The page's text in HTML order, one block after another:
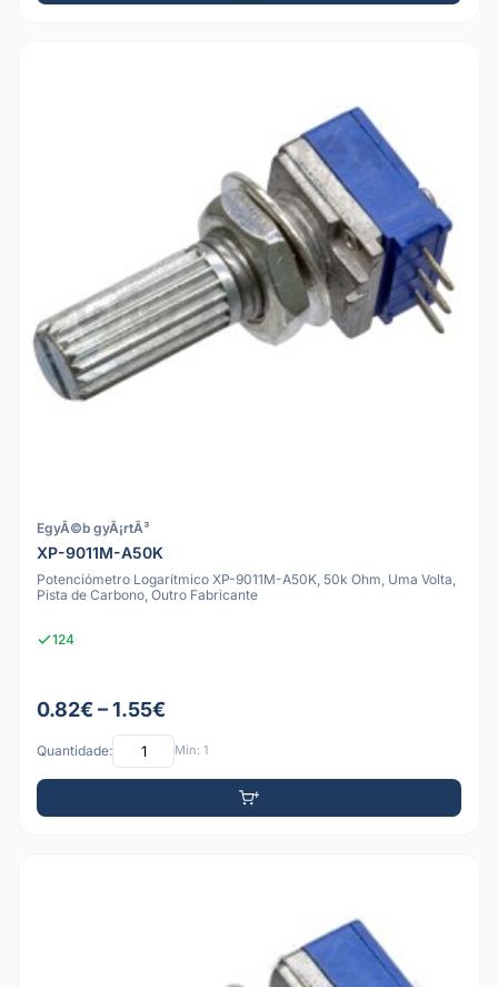
EgyÃ©b gyÃ¡rtÃ³
XP-9011M-A50K
Potenciómetro Logarítmico XP-9011M-A50K, 50k Ohm, Uma Volta,
Pista de Carbono, Outro Fabricante
124
0.82€ – 1.55€
Quantidade: Mín: 1